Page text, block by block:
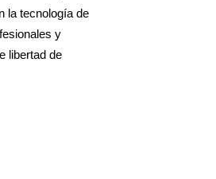
la tecnología de
y
libertad de